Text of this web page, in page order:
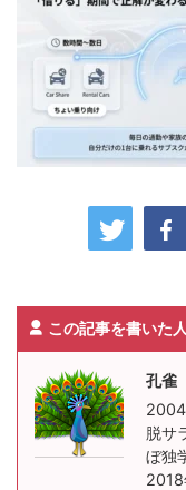
この記事を書いた人
孔雀
2004
脱サ
ぼ独
2018